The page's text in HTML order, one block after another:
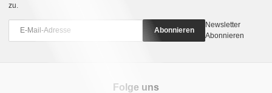
zu.
Abonnieren
Newsletter
Abonnieren
Folge uns